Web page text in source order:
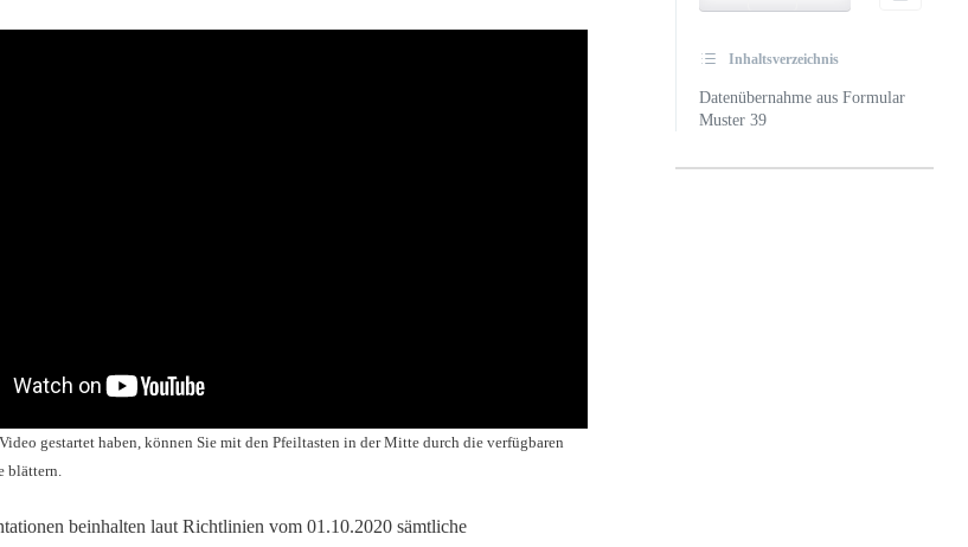
gestartet haben, können Sie mit den Pfeiltasten in der Mitte durch die verfügbaren
blättern.
beinhalten laut Richtlinien vom 01.10.2020 sämtliche
Inhaltsverzeichnis
Datenübernahme aus Formular
Muster 39